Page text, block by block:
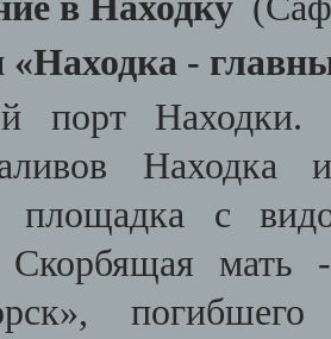
«Находка -
порт Находки.
Находка
площадка с
Скорбящая